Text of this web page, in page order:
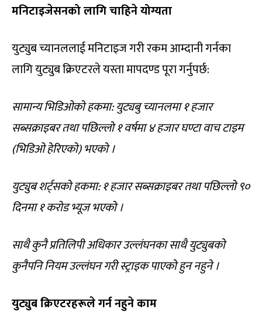
मनिटाइजेसनको लागि चाहिने योग्यता
युट्युब च्यानललाई मनिटाइज गरी रकम आम्दानी गर्नका
लागि युट्युब क्रिएटरले यस्ता मापदण्ड पूरा गर्नुपर्छ:
सामान्य भिडिओको हकमा: युट्यबु च्यानलमा १ हजार
सब्सक्राइबर तथा पछिल्लो १ वर्षमा ४ हजार घण्टा वाच टाइम
(भिडिओ हेरिएको) भएको ।
युट्युब शर्ट्सको हकमा: १ हजार सब्सक्राइबर तथा पछिल्लो ९०
दिनमा १ करोड भ्यूज भएको ।
साथै कुनै प्रतिलिपी अधिकार उल्लंघनका साथै युट्युबको
कुनैपनि नियम उल्लंघन गरी स्ट्राइक पाएको हुन नहुने ।
युट्युब क्रिएटरहरूले गर्न नहुने काम